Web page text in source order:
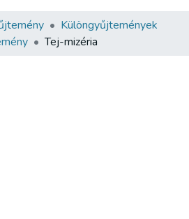
Különgyűjtemények
Tej-mizéria